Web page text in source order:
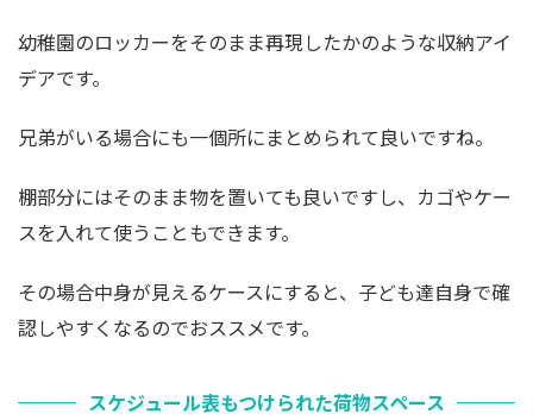
幼稚園のロッカーをそのまま再現したかのような収納アイ
デアです。
兄弟がいる場合にも一個所にまとめられて良いですね。
棚部分にはそのまま物を置いても良いですし、カゴやケー
スを入れて使うこともできます。
その場合中身が見えるケースにすると、子ども達自身で確
認しやすくなるのでおススメです。
スケジュール表もつけられた荷物スペース